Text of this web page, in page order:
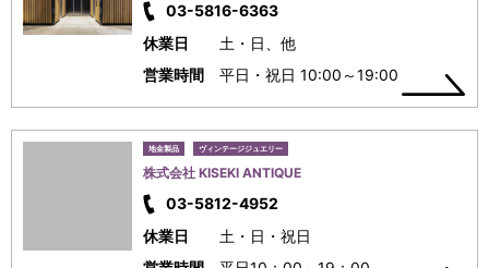
03-5816-6363
休業日
土・日、他
営業時間
平日・祝日 10:00～19:00
地金製品 ヴィンテージジュエリー
株式会社 KISEKI ANTIQUE
03-5812-4952
休業日
土・日・祝日